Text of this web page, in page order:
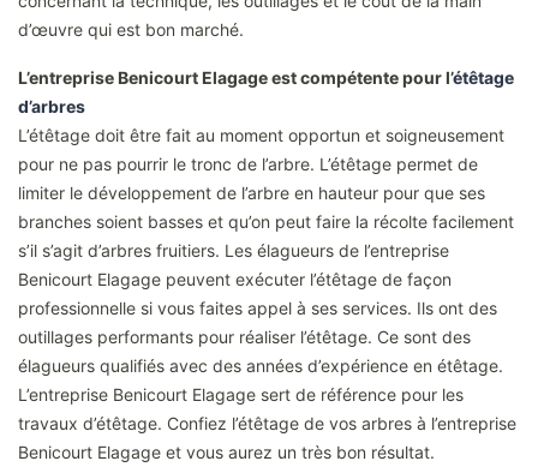
d’œuvre qui est bon marché.
L’entreprise Benicourt Elagage est compétente pour l’étêtage
d’arbres
L’étêtage doit être fait au moment opportun et soigneusement
pour ne pas pourrir le tronc de l’arbre. L’étêtage permet de
limiter le développement de l’arbre en hauteur pour que ses
branches soient basses et qu’on peut faire la récolte facilement
s’il s’agit d’arbres fruitiers. Les élagueurs de l’entreprise
Benicourt Elagage peuvent exécuter l’étêtage de façon
professionnelle si vous faites appel à ses services. Ils ont des
outillages performants pour réaliser l’étêtage. Ce sont des
élagueurs qualifiés avec des années d’expérience en étêtage.
L’entreprise Benicourt Elagage sert de référence pour les
travaux d’étêtage. Confiez l’étêtage de vos arbres à l’entreprise
Benicourt Elagage et vous aurez un très bon résultat.